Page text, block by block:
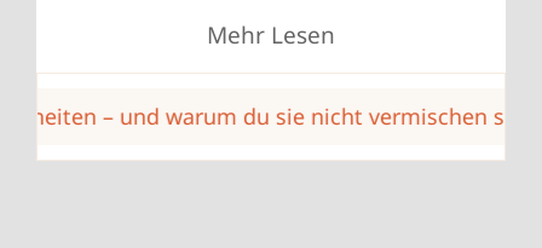
Mehr Lesen
– und warum du sie nicht vermischen solltest